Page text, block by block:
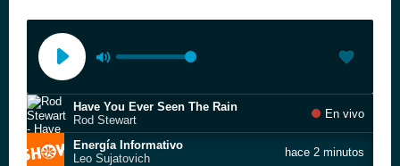
Have You Ever Seen The Rain
Rod Stewart
En vivo
Energía Informativo
Leo Sujatovich
hace 2 minutos